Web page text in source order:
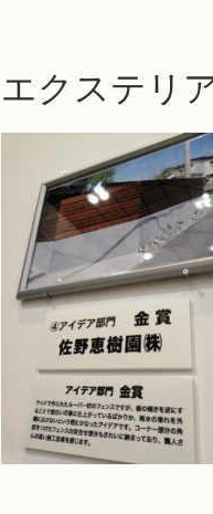
エクステリ